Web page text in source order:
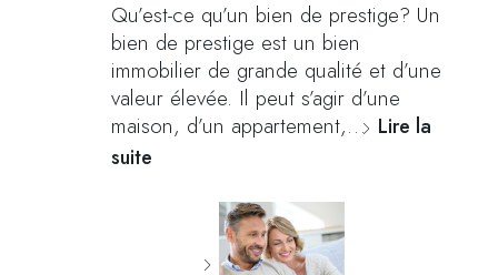
Qu’est-ce qu’un bien de prestige? Un
bien de prestige est un bien
immobilier de grande qualité et d’une
valeur élevée. Il peut s’agir d’une
maison, d’un appartement,… Lire la
suite